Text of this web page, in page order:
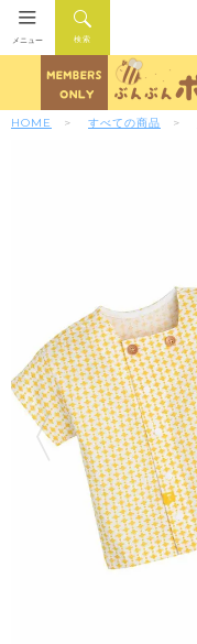
検索
メニュー
HOME すべての商品